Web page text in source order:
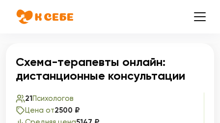
Схема-терапевты онлайн:
дистанционные консультации
21Психологов
Цена от2500 ₽